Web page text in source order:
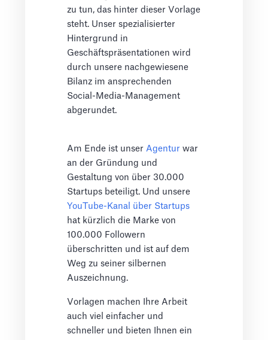
zu tun, das hinter dieser Vorlage
steht. Unser spezialisierter
Hintergrund in
Geschäftspräsentationen wird
durch unsere nachgewiesene
Bilanz im ansprechenden
Social-Media-Management
abgerundet.
Am Ende ist unserAgentur war
an der Gründung und
Gestaltung von über 30.000
Startups beteiligt. Und unsere
YouTube-Kanal über Startups
hat kürzlich die Marke von
100.000 Followern
überschritten und ist auf dem
Weg zu seiner silbernen
Auszeichnung.
Vorlagen machen Ihre Arbeit
auch viel einfacher und
schneller und bieten Ihnen ein